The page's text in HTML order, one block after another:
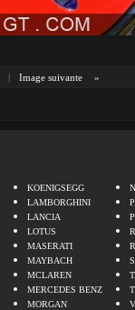
| Image suivante »
KOENIGSEGG
LAMBORGHINI
LANCIA
LOTUS
MASERATI
MAYBACH
MCLAREN
MERCEDES BENZ
MORGAN